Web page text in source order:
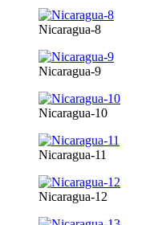
Nicaragua-8
Nicaragua-9
Nicaragua-10
Nicaragua-11
Nicaragua-12